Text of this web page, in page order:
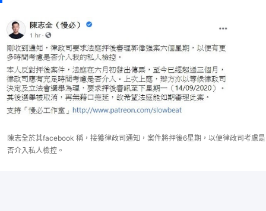
陳志全於其facebook 稱，接獲律政司通知，案件將押後6星期，以便律政司考慮是
否介入私人檢控。